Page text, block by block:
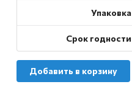
Упаковка
Срок годности
Добавить в корзину